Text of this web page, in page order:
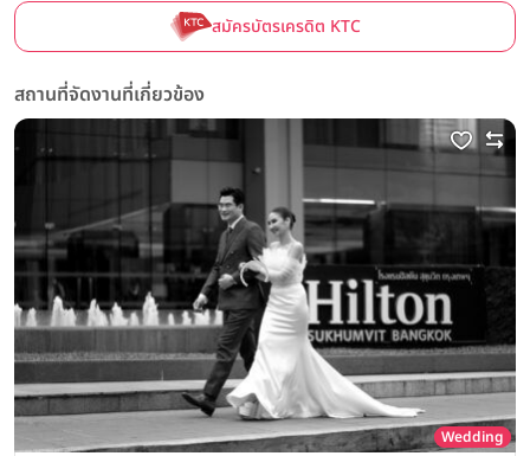
สมัครบัตรเครดิต KTC
สถานที่จัดงานที่เกี่ยวข้อง
Wedding